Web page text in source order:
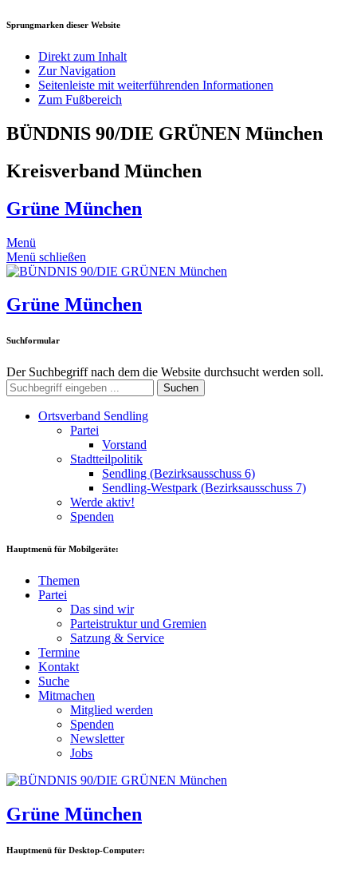
Sprungmarken dieser Website
Direkt zum Inhalt
Zur Navigation
Seitenleiste mit weiterführenden Informationen
Zum Fußbereich
BÜNDNIS 90/DIE GRÜNEN München
Kreisverband München
Grüne München
Menü
Menü schließen
Grüne München
Suchformular
Der Suchbegriff nach dem die Website durchsucht werden soll.
Suchen
Ortsverband Sendling
Partei
Vorstand
Stadtteilpolitik
Sendling (Bezirksausschuss 6)
Sendling-Westpark (Bezirksausschuss 7)
Werde aktiv!
Spenden
Hauptmenü für Mobilgeräte:
Themen
Partei
Das sind wir
Parteistruktur und Gremien
Satzung & Service
Termine
Kontakt
Suche
Mitmachen
Mitglied werden
Spenden
Newsletter
Jobs
Grüne München
Hauptmenü für Desktop-Computer: